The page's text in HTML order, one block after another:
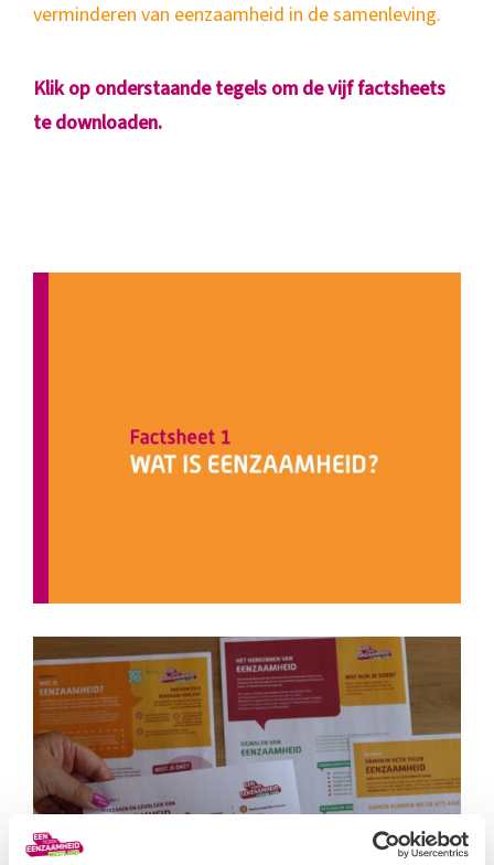
verminderen van eenzaamheid in de samenleving.
Klik op onderstaande tegels om de vijf factsheets
te downloaden.